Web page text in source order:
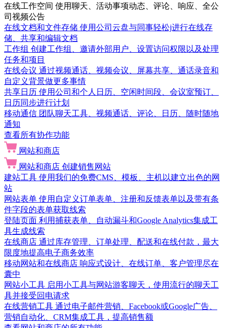
在线工作空间 使用聊天、活动事项动态、评论、响应、全公
司视频公告
在线文档和文件存储 使用公司云盘与同事轻松j进行在线存
储、共享和编辑文档
工作组 创建工作组、邀请外部用户、设置访问权限以及处理
任务和项目
在线会议 通过视频通话、视频会议、屏幕共享、通话录音和
自定义背景做更多事情
共享日历 使用公司和个人日历、空闲时间段、会议室预订、
日历同步进行计划
移动通信 团队聊天工具、视频通话、评论、日历、随时随地
通知
查看所有协作功能
网站和商店
网站和商店 创建销售网站
建站工具 使用我们的免费CMS、模板、主机以建立出色的网
站
网站表单 使用自定义订单表单、注册和反馈表单以及带有条
件字段的表单获取线索
登陆页面 利用捕获表单、自动漏斗和Google Analytics集成工
具生成线索
在线商店 通过库存管理、订单处理、配送和在线付款，最大
限度地提高电子商务效率
移动网站和在线商店 响应式设计、在线订单、客户管理尽在
囊中
网站小工具 启用小工具与网站游客聊天，使用流行的聊天工
具并接受回电请求
在线营销工具 通过电子邮件营销、Facebook或Google广告、
营销自动化、CRM集成工具，提高销售额